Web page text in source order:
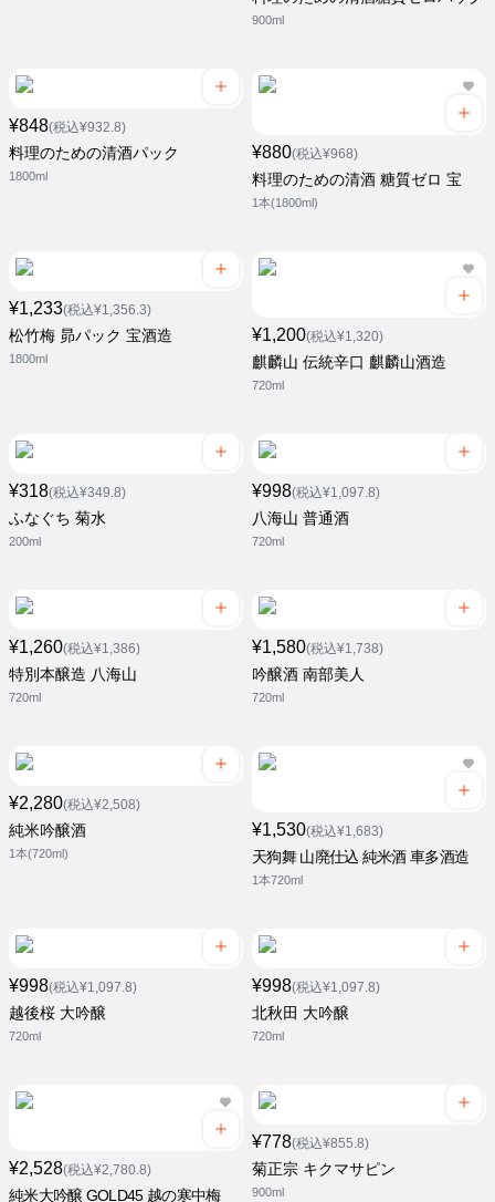
900ml
¥848(税込¥932.8)
料理のための清酒パック
1800ml
¥880(税込¥968)
料理のための清酒 糖質ゼロ 宝
1本(1800ml)
¥1,233(税込¥1,356.3)
松竹梅 昴パック 宝酒造
1800ml
¥1,200(税込¥1,320)
麒麟山 伝統辛口 麒麟山酒造
720ml
¥318(税込¥349.8)
ふなぐち 菊水
200ml
¥998(税込¥1,097.8)
八海山 普通酒
720ml
¥1,260(税込¥1,386)
特別本醸造 八海山
720ml
¥1,580(税込¥1,738)
吟醸酒 南部美人
720ml
¥2,280(税込¥2,508)
純米吟醸酒
1本(720ml)
¥1,530(税込¥1,683)
天狗舞 山廃仕込 純米酒 車多酒造
1本720ml
¥998(税込¥1,097.8)
越後桜 大吟醸
720ml
¥998(税込¥1,097.8)
北秋田 大吟醸
720ml
¥2,528(税込¥2,780.8)
純米大吟醸 GOLD45 越の寒中梅
¥778(税込¥855.8)
菊正宗 キクマサピン
900ml